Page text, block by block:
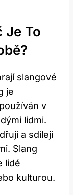
Je To
slangové
je
v⁣
lidmi.
a sdílejí
⁤Slang
lidé
kulturou.